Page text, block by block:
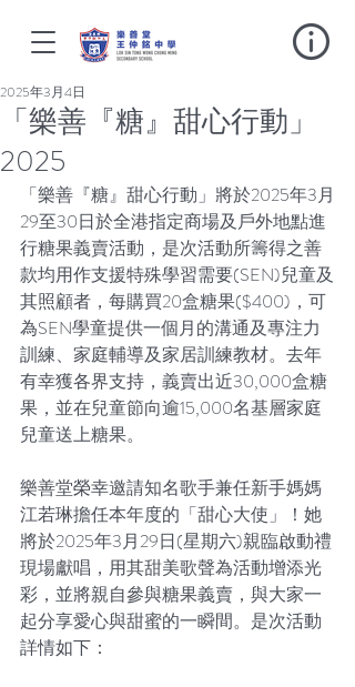
「樂善『糖』甜心行動」
2025
2025年3月4日
「樂善『糖』甜心行動」將於2025年3月
29至30日於全港指定商場及戶外地點進
行糖果義賣活動，是次活動所籌得之善
款均用作支援特殊學習需要(SEN)兒童及
其照顧者，每購買20盒糖果($400)，可
為SEN學童提供一個月的溝通及專注力
訓練、家庭輔導及家居訓練教材。去年
有幸獲各界支持，義賣出近30,000盒糖
果，並在兒童節向逾15,000名基層家庭
兒童送上糖果。
樂善堂榮幸邀請知名歌手兼任新手媽媽
江若琳擔任本年度的「甜心大使」！她
將於2025年3月29日(星期六)親臨啟動禮
現場獻唱，用其甜美歌聲為活動增添光
彩，並將親自參與糖果義賣，與大家一
起分享愛心與甜蜜的一瞬間。是次活動
詳情如下：